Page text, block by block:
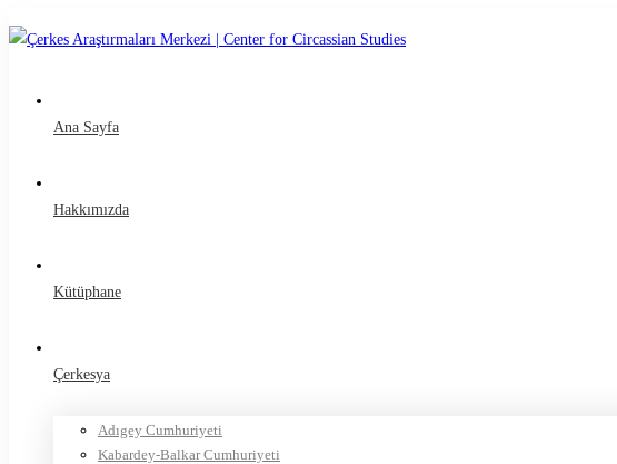
Ana Sayfa
Hakkımızda
Kütüphane
Çerkesya
Adıgey Cumhuriyeti
Kabardey-Balkar Cumhuriyeti